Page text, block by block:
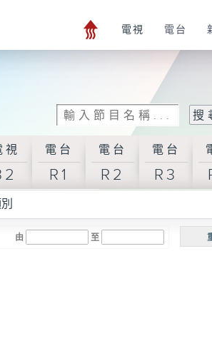
電視 電台
視 電台
R1
電台
R2
電台
R3
由 至